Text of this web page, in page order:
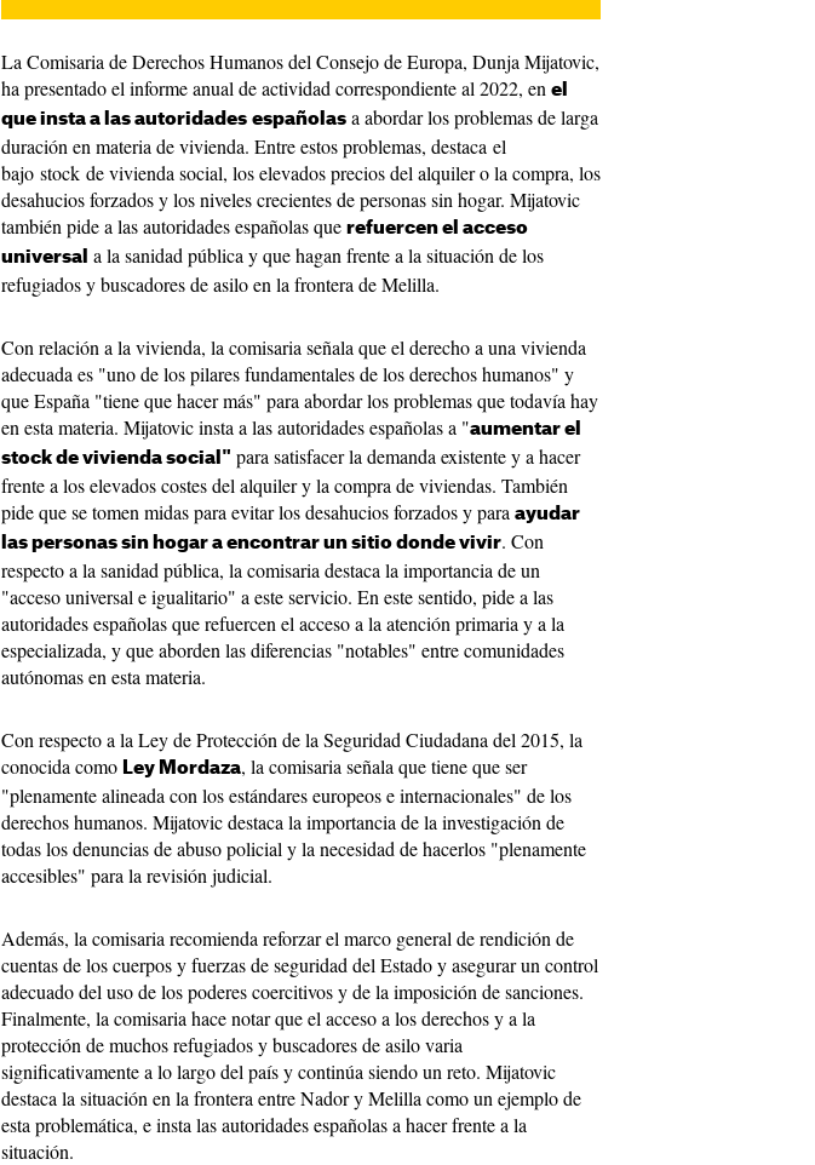
La Comisaria de Derechos Humanos del Consejo de Europa, Dunja Mijatovic,
ha presentado el informe anual de actividad correspondiente al 2022, en el
que insta a las autoridades españolas a abordar los problemas de larga
duración en materia de vivienda. Entre estos problemas, destaca el
bajo stock de vivienda social, los elevados precios del alquiler o la compra, los
desahucios forzados y los niveles crecientes de personas sin hogar. Mijatovic
también pide a las autoridades españolas que refuercen el acceso
universal a la sanidad pública y que hagan frente a la situación de los
refugiados y buscadores de asilo en la frontera de Melilla.
Con relación a la vivienda, la comisaria señala que el derecho a una vivienda
adecuada es "uno de los pilares fundamentales de los derechos humanos" y
que España "tiene que hacer más" para abordar los problemas que todavía hay
en esta materia. Mijatovic insta a las autoridades españolas a "aumentar el
stock de vivienda social" para satisfacer la demanda existente y a hacer
frente a los elevados costes del alquiler y la compra de viviendas. También
pide que se tomen midas para evitar los desahucios forzados y para ayudar
las personas sin hogar a encontrar un sitio donde vivir. Con
respecto a la sanidad pública, la comisaria destaca la importancia de un
"acceso universal e igualitario" a este servicio. En este sentido, pide a las
autoridades españolas que refuercen el acceso a la atención primaria y a la
especializada, y que aborden las diferencias "notables" entre comunidades
autónomas en esta materia.
Con respecto a la Ley de Protección de la Seguridad Ciudadana del 2015, la
conocida como Ley Mordaza, la comisaria señala que tiene que ser
"plenamente alineada con los estándares europeos e internacionales" de los
derechos humanos. Mijatovic destaca la importancia de la investigación de
todas los denuncias de abuso policial y la necesidad de hacerlos "plenamente
accesibles" para la revisión judicial.
Además, la comisaria recomienda reforzar el marco general de rendición de
cuentas de los cuerpos y fuerzas de seguridad del Estado y asegurar un control
adecuado del uso de los poderes coercitivos y de la imposición de sanciones.
Finalmente, la comisaria hace notar que el acceso a los derechos y a la
protección de muchos refugiados y buscadores de asilo varia
significativamente a lo largo del país y continúa siendo un reto. Mijatovic
destaca la situación en la frontera entre Nador y Melilla como un ejemplo de
esta problemática, e insta las autoridades españolas a hacer frente a la
situación.